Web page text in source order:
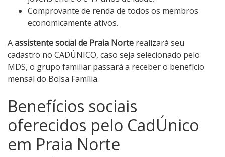
Comprovante de renda de todos os membros
economicamente ativos.
Aassistente social de Praia Norte realizará seu
cadastro no CADÚNICO, caso seja selecionado pelo
MDS, o grupo familiar passará a receber o benefício
mensal do Bolsa Família.
Benefícios sociais
oferecidos pelo CadÚnico
em Praia Norte